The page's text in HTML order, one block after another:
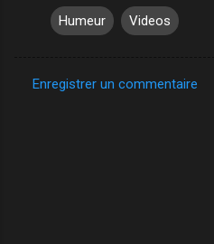
Humeur Videos
Enregistrer un commentaire